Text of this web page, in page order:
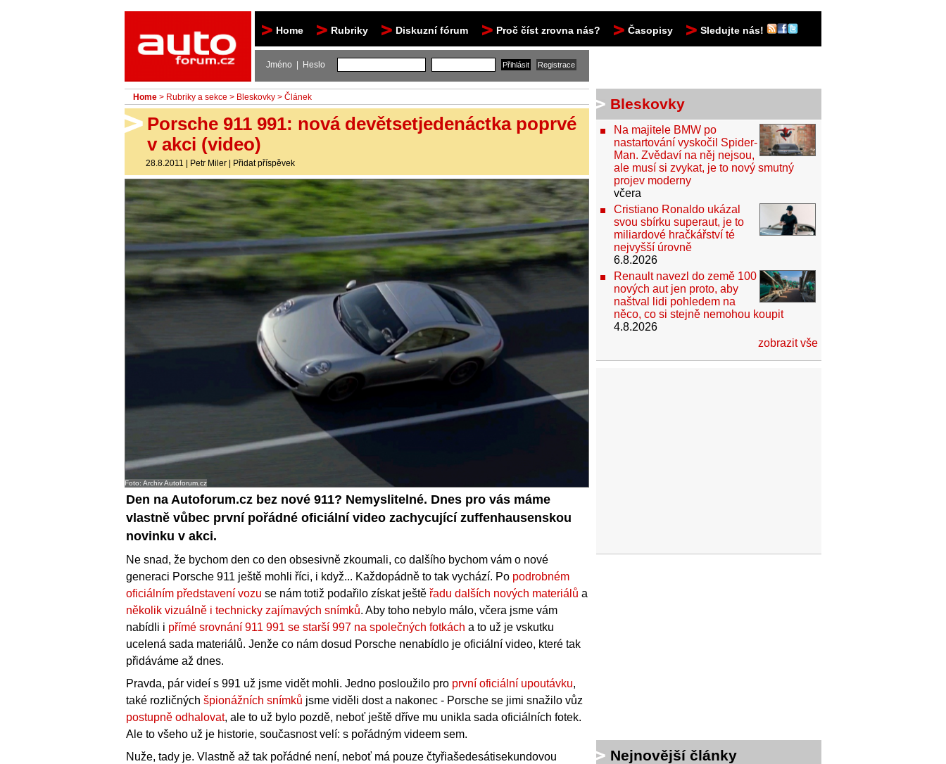
Home Rubriky Diskuzní fórum Proč číst zrovna nás? Časopisy Sledujte nás!
Jméno | Heslo
Home > Rubriky a sekce > Bleskovky > Článek
Porsche 911 991: nová devětsetjedenáctka poprvé
v akci (video)
28.8.2011 | Petr Miler | Přidat příspěvek
Foto: Archiv Autoforum.cz
Den na Autoforum.cz bez nové 911? Nemyslitelné. Dnes pro vás máme
vlastně vůbec první pořádné oficiální video zachycující zuffenhausenskou
novinku v akci.
Ne snad, že bychom den co den obsesivně zkoumali, co dalšího bychom vám o nové
generaci Porsche 911 ještě mohli říci, i když... Každopádně to tak vychází. Po podrobném
oficiálním představení vozu se nám totiž podařilo získat ještě řadu dalších nových materiálů a
několik vizuálně i technicky zajímavých snímků. Aby toho nebylo málo, včera jsme vám
nabídli i přímé srovnání 911 991 se starší 997 na společných fotkách a to už je vskutku
ucelená sada materiálů. Jenže co nám dosud Porsche nenabídlo je oficiální video, které tak
přidáváme až dnes.
Pravda, pár videí s 991 už jsme vidět mohli. Jedno posloužilo pro první oficiální upoutávku,
také rozličných špionážních snímků jsme viděli dost a nakonec - Porsche se jimi snažilo vůz
postupně odhalovat, ale to už bylo pozdě, neboť ještě dříve mu unikla sada oficiálních fotek.
Ale to všeho už je historie, současnost velí: s pořádným videem sem.
Nuže, tady je. Vlastně až tak pořádné není, neboť má pouze čtyřiašedesátisekundovou
Bleskovky
Na majitele BMW po
nastartování vyskočil Spider-
Man. Zvědaví na něj nejsou,
ale musí si zvykat, je to nový smutný
projev moderny
včera
Cristiano Ronaldo ukázal
svou sbírku superaut, je to
miliardové hračkářství té
nejvyšší úrovně
6.8.2026
Renault navezl do země 100
nových aut jen proto, aby
naštval lidi pohledem na
něco, co si stejně nemohou koupit
4.8.2026
zobrazit vše
Nejnovější články